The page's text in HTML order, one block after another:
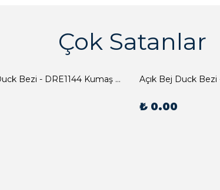
Çok Satanlar
Açık Bej Duck Bezi - DRE1144 Kumaş Peçete Açık Bej Duck Bezi
₺ 0.00